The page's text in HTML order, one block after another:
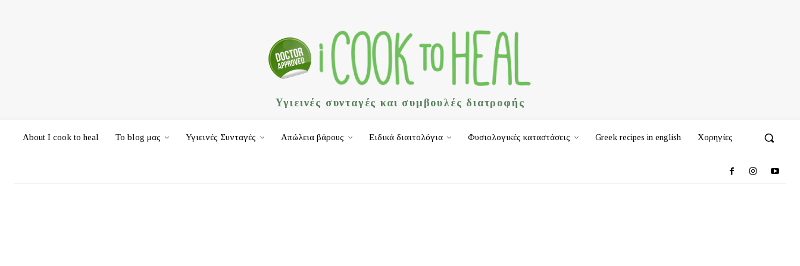
Υγιεινές συνταγές και συμβουλές διατροφής
About I cook to heal Το blog μας Υγιεινές Συνταγές Απώλεια βάρους Ειδικά διαιτολόγια Φυσιολογικές καταστάσεις Greek recipes in english Χορηγίες